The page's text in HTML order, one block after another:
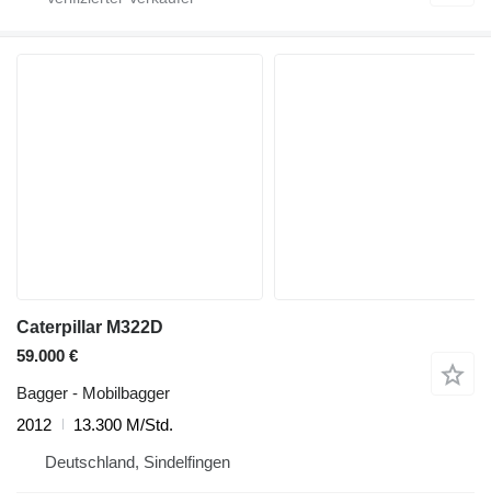
Caterpillar M322D
59.000 €
Bagger - Mobilbagger
2012
13.300 M/Std.
Deutschland, Sindelfingen